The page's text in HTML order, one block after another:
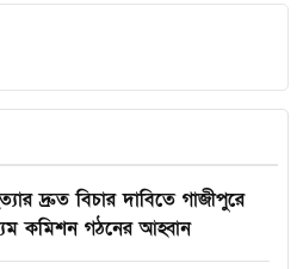
দ্রুত বিচার দাবিতে গাজীপুরে
কমিশন গঠনের আহ্বান